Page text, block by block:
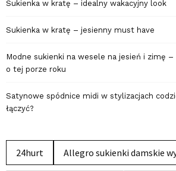
Sukienka w kratę – idealny wakacyjny look
Sukienka w kratę – jesienny must have
Modne sukienki na wesele na jesień i zimę
o tej porze roku
Satynowe spódnice midi w stylizacjach
łączyć?
24hurt Allegro sukienki damskie